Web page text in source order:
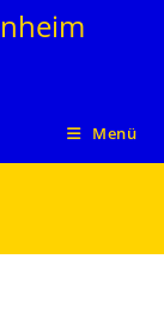
Menü